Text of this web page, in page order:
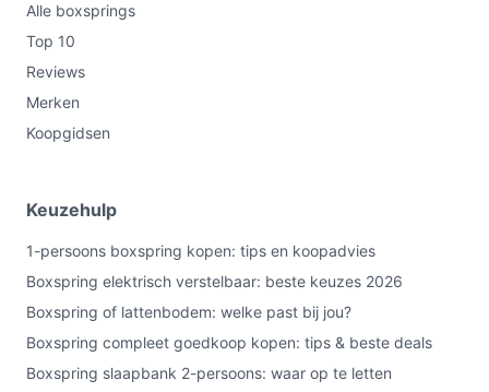
Alle boxsprings
Top 10
Reviews
Merken
Koopgidsen
Keuzehulp
1-persoons boxspring kopen: tips en koopadvies
Boxspring elektrisch verstelbaar: beste keuzes 2026
Boxspring of lattenbodem: welke past bij jou?
Boxspring compleet goedkoop kopen: tips & beste deals
Boxspring slaapbank 2-persoons: waar op te letten